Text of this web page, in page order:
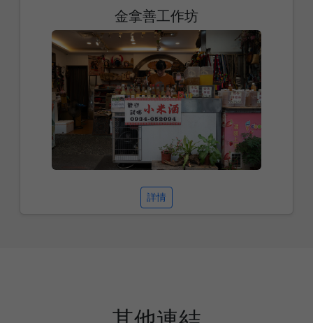
金拿善工作坊
詳情